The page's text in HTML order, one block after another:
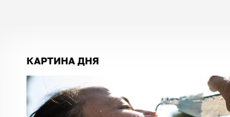
КАРТИНА ДНЯ